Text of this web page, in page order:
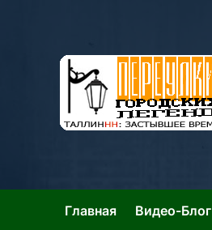
Главная Видео-Блог